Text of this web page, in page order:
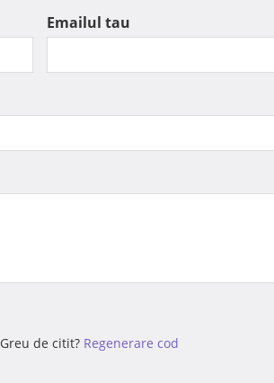
Emailul tau
Greu de citit? Regenerare cod